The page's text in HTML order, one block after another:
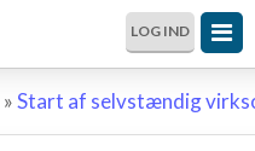
LOG IND
»Start af selvstændig